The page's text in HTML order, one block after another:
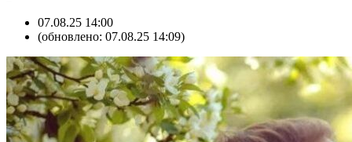
07.08.25 14:00
(обновлено: 07.08.25 14:09)